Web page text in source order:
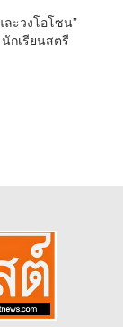
ะวงโอโซน”
กเรียนสตรี